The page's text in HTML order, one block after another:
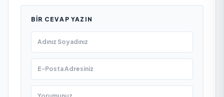
BIR CEVAP YAZIN